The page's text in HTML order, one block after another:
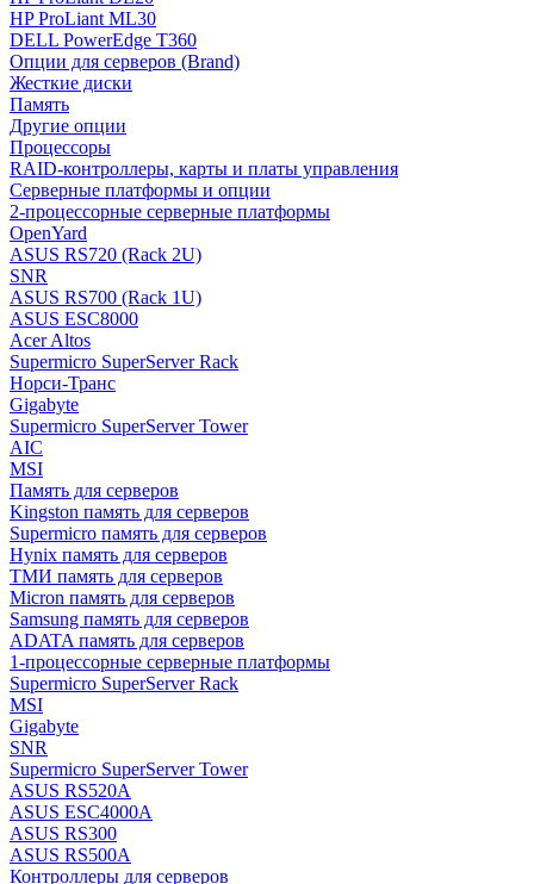
HP ProLiant ML30
DELL PowerEdge T360
Опции для серверов (Brand)
Жесткие диски
Память
Другие опции
Процессоры
RAID-контроллеры, карты и платы управления
Серверные платформы и опции
2-процессорные серверные платформы
OpenYard
ASUS RS720 (Rack 2U)
SNR
ASUS RS700 (Rack 1U)
ASUS ESC8000
Acer Altos
Supermicro SuperServer Rack
Норси-Транс
Gigabyte
Supermicro SuperServer Tower
AIC
MSI
Память для серверов
Kingston память для серверов
Supermicro память для серверов
Hynix память для серверов
ТМИ память для серверов
Micron память для серверов
Samsung память для серверов
ADATA память для серверов
1-процессорные серверные платформы
Supermicro SuperServer Rack
MSI
Gigabyte
SNR
Supermicro SuperServer Tower
ASUS RS520A
ASUS ESC4000A
ASUS RS300
ASUS RS500A
Контроллеры для серверов